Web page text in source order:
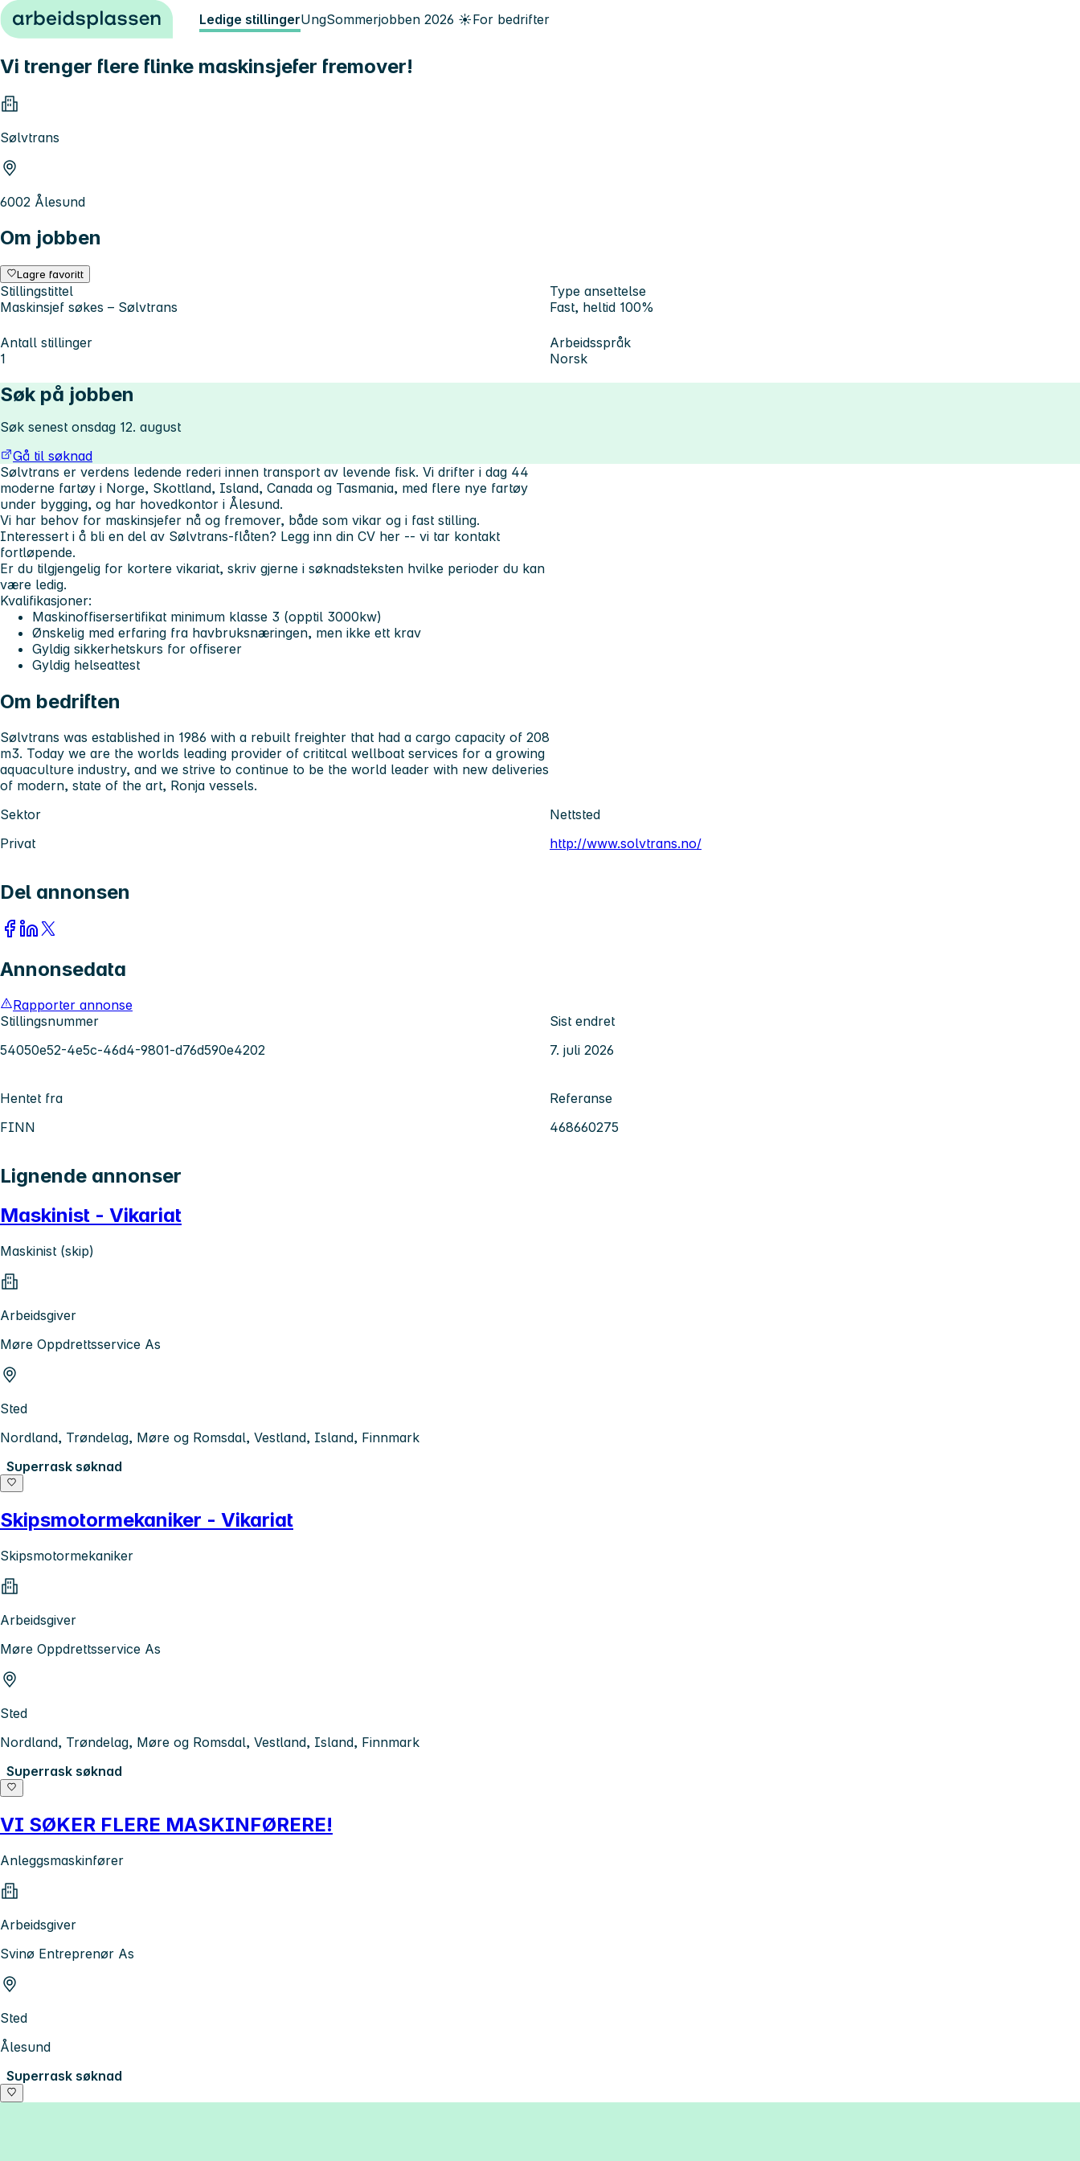
Hopp til innhold Ledige stillingerUngSommerjobben 2026 ☀️For bedrifter
Vi trenger flere flinke maskinsjefer fremover!
Sølvtrans
6002 Ålesund
Om jobben
Lagre favoritt
Stillingstittel
Maskinsjef søkes – Sølvtrans
Type ansettelse
Fast, heltid 100%
Antall stillinger
1
Arbeidsspråk
Norsk
Søk på jobben
Søk senest onsdag 12. august
Gå til søknad
Sølvtrans er verdens ledende rederi innen transport av levende fisk. Vi drifter i dag 44
moderne fartøy i Norge, Skottland, Island, Canada og Tasmania, med flere nye fartøy
under bygging, og har hovedkontor i Ålesund.
Vi har behov for maskinsjefer nå og fremover, både som vikar og i fast stilling.
Interessert i å bli en del av Sølvtrans-flåten? Legg inn din CV her -- vi tar kontakt
fortløpende.
Er du tilgjengelig for kortere vikariat, skriv gjerne i søknadsteksten hvilke perioder du kan
være ledig.
Kvalifikasjoner:
Maskinoffisersertifikat minimum klasse 3 (opptil 3000kw)
Ønskelig med erfaring fra havbruksnæringen, men ikke ett krav
Gyldig sikkerhetskurs for offiserer
Gyldig helseattest
Om bedriften
Sølvtrans was established in 1986 with a rebuilt freighter that had a cargo capacity of 208
m3. Today we are the worlds leading provider of crititcal wellboat services for a growing
aquaculture industry, and we strive to continue to be the world leader with new deliveries
of modern, state of the art, Ronja vessels.
Sektor
Privat
Nettsted
http://www.solvtrans.no/
Del annonsen
Annonsedata
Rapporter annonse
Stillingsnummer
54050e52-4e5c-46d4-9801-d76d590e4202
Sist endret
7. juli 2026
Hentet fra
FINN
Referanse
468660275
Lignende annonser
Maskinist - Vikariat
Maskinist (skip)
Arbeidsgiver
Møre Oppdrettsservice As
Sted
Nordland, Trøndelag, Møre og Romsdal, Vestland, Island, Finnmark
Superrask søknad
Skipsmotormekaniker - Vikariat
Skipsmotormekaniker
Arbeidsgiver
Møre Oppdrettsservice As
Sted
Nordland, Trøndelag, Møre og Romsdal, Vestland, Island, Finnmark
Superrask søknad
VI SØKER FLERE MASKINFØRERE!
Anleggsmaskinfører
Arbeidsgiver
Svinø Entreprenør As
Sted
Ålesund
Superrask søknad